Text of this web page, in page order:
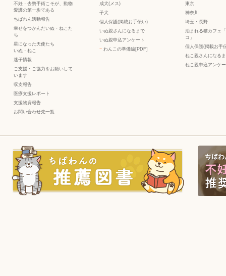
不妊・去勢手術こそが、動物
愛護の第一歩である
ちばわん活動報告
幸せをつかんだいぬ・ねこた
ち
星になった天使たち
いぬ ・ ねこ
迷子情報
ご支援・ご協力をお願いして
います
収支報告
医療支援レポート
支援物資報告
お問い合わせ先一覧
成犬(メス)
子犬
個人保護(掲載お手伝い)
いぬ親さんになるまで
いぬ親申込アンケート
− わんこの準備編[PDF]
東京
神奈川
埼玉・長野
泊まれる猫カフェ
コ」
個人保護(掲載お手
ねこ親さんになる
ねこ親申込アンケ